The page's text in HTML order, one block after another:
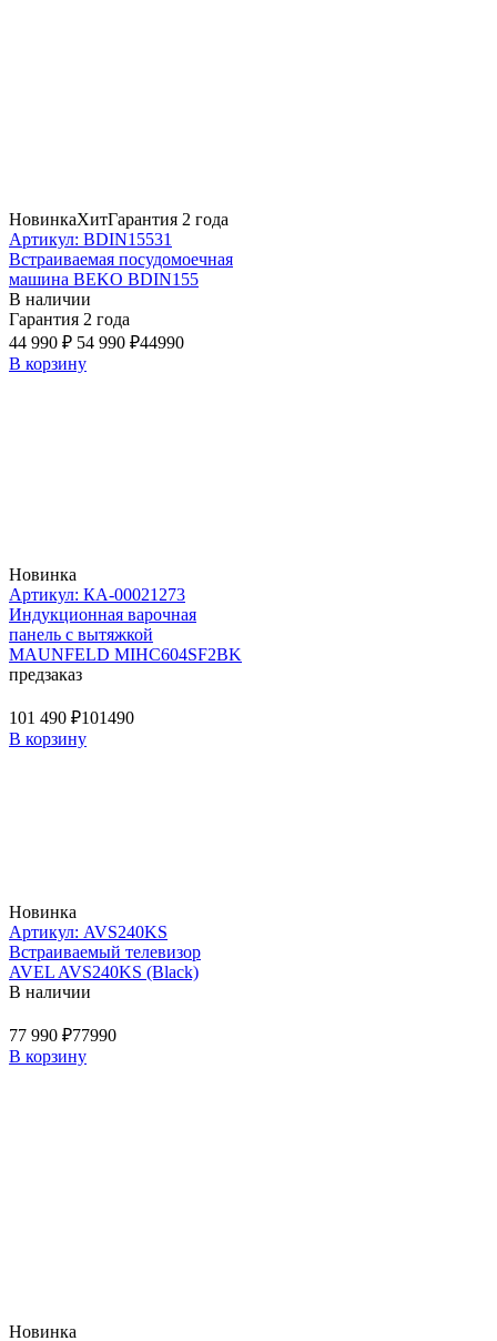
НовинкаХитГарантия 2 года
Артикул: BDIN15531
Встраиваемая посудомоечная
машина BEKO BDIN155
В наличии
Гарантия 2 года
44 990 ₽ 54 990 ₽44990
В корзину
Новинка
Артикул: КА-00021273
Индукционная варочная
панель с вытяжкой
MAUNFELD MIHC604SF2BK
предзаказ
101 490 ₽101490
В корзину
Новинка
Артикул: AVS240KS
Встраиваемый телевизор
AVEL AVS240KS (Black)
В наличии
77 990 ₽77990
В корзину
Новинка